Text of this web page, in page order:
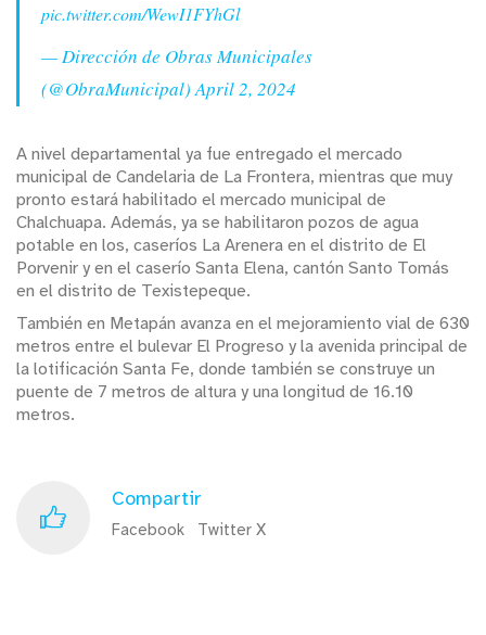
pic.twitter.com/WewI1FYhGl
— Dirección de Obras Municipales
(@ObraMunicipal)April 2, 2024
A nivel departamental ya fue entregado el mercado
municipal de Candelaria de La Frontera, mientras que muy
pronto estará habilitado el mercado municipal de
Chalchuapa. Además, ya se habilitaron pozos de agua
potable en los, caseríos La Arenera en el distrito de El
Porvenir y en el caserío Santa Elena, cantón Santo Tomás
en el distrito de Texistepeque.
También en Metapán avanza en el mejoramiento vial de 630
metros entre el bulevar El Progreso y la avenida principal de
la lotificación Santa Fe, donde también se construye un
puente de 7 metros de altura y una longitud de 16.10
metros.
Compartir
Facebook Twitter X